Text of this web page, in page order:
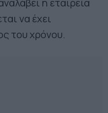
η εταιρεία
να έχει
του χρόνου.